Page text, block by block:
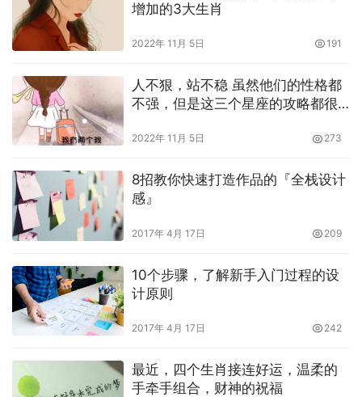
增加的3大生肖
2022年 11月 5日 191
人不狠，站不稳 虽然他们的性格都
不强，但是这三个星座的攻略都很
2022年 11月 5日 273
8招教你快速打造作品的『全栈设计
感』
2017年 4月 17日 209
10个步骤，了解新手入门过程的设
计原则
2017年 4月 17日 242
最近，四个生肖接连好运，温柔的
手牵手组合，财神的祝福